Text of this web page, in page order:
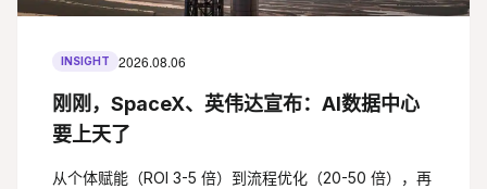
INSIGHT 2026.08.06
刚刚，SpaceX、英伟达宣布：AI数据中心
要上天了
从个体赋能（ROI 3-5 倍）到流程优化（20-50 倍），再